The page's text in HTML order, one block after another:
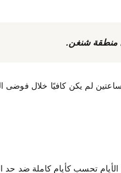
لم يكن كافيًا خلال فوضى
تحسب كأيام كاملة ضد حد الـ 90